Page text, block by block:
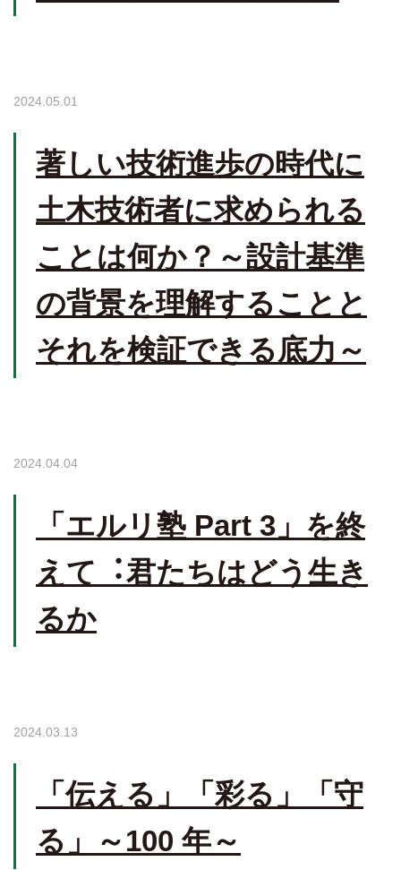
2024.05.01
著しい技術進歩の時代に
土木技術者に求められる
ことは何か？～設計基準
の背景を理解することと
それを検証できる底力～
2024.04.04
「エルリ塾 Part 3」を終
えて︓君たちはどう生き
るか
2024.03.13
「伝える」「彩る」「守
る」～100 年～